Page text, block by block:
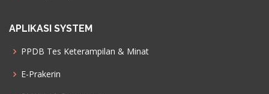
APLIKASI SYSTEM
PPDB Tes Keterampilan & Minat
E-Prakerin